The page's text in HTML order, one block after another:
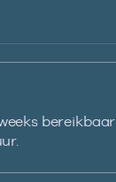
bereikbaar